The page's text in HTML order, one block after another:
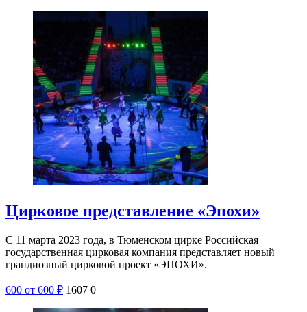
Цирковое представление «Эпохи»
С 11 марта 2023 года, в Тюменском цирке Российская
государственная цирковая компания представляет новый
грандиозный цирковой проект «ЭПОХИ».
600 от 600 ₽ 1607 0